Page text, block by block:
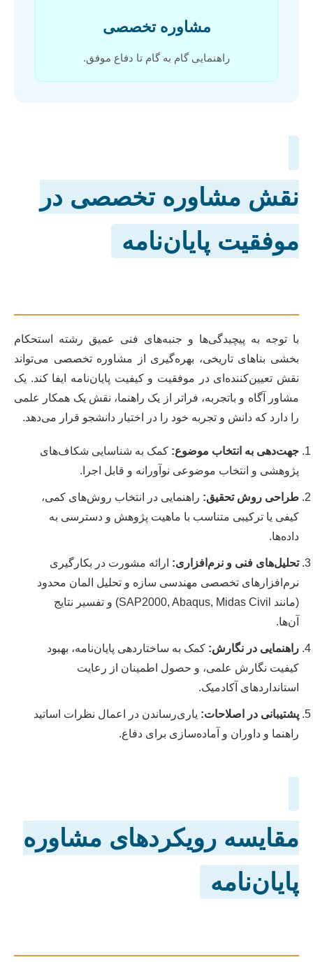
مشاوره تخصصی
راهنمایی گام به گام تا دفاع موفق.
نقش مشاوره تخصصی در
موفقیت پایان‌نامه
با توجه به پیچیدگی‌ها و جنبه‌های فنی عمیق رشته استحکام
بخشی بناهای تاریخی، بهره‌گیری از مشاوره تخصصی می‌تواند
نقش تعیین‌کننده‌ای در موفقیت و کیفیت پایان‌نامه ایفا کند. یک
مشاور آگاه و باتجربه، فراتر از یک راهنما، نقش یک همکار علمی
را دارد که دانش و تجربه خود را در اختیار دانشجو قرار می‌دهد.
جهت‌دهی به انتخاب موضوع: کمک به شناسایی شکاف‌های
پژوهشی و انتخاب موضوعی نوآورانه و قابل اجرا.
طراحی روش تحقیق: راهنمایی در انتخاب روش‌های کمی،
کیفی یا ترکیبی متناسب با ماهیت پژوهش و دسترسی به
داده‌ها.
تحلیل‌های فنی و نرم‌افزاری: ارائه مشورت در بکارگیری
نرم‌افزارهای تخصصی مهندسی سازه و تحلیل المان محدود
(مانند SAP2000, Abaqus, Midas Civil) و تفسیر نتایج
آن‌ها.
راهنمایی در نگارش: کمک به ساختاردهی پایان‌نامه، بهبود
کیفیت نگارش علمی، و حصول اطمینان از رعایت
استانداردهای آکادمیک.
پشتیبانی در اصلاحات: یاری‌رساندن در اعمال نظرات اساتید
راهنما و داوران و آماده‌سازی برای دفاع.
مقایسه رویکردهای مشاوره
پایان‌نامه